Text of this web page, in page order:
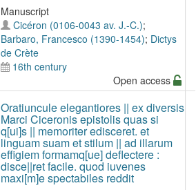
Manuscript
Cicéron (0106-0043 av. J.-C.);
Barbaro, Francesco (1390-1454); Dictys
de Crète
16th century
Open access
Oratiuncule elegantiores || ex diversis
Marci Ciceronis epistolis quas si
q[ui]s || memoriter edisceret. et
linguam suam et stilum || ad illarum
effigiem formamq[ue] deflectere :
disce||ret facile. quod iuvenes
maxi[m]e spectabiles reddit